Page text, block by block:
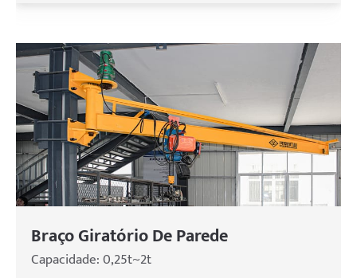
Braço Giratório De Parede
Capacidade: 0,25t~2t